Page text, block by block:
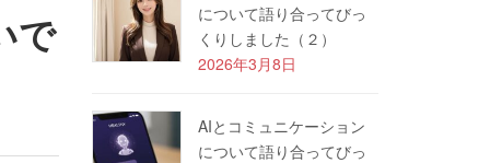
で
について語り合ってびっ
くりしました（２）
2026年3月8日
AIとコミュニケーション
について語り合ってびっ